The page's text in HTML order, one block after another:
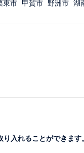
東市 甲賀市 野洲市 湖
入れることができま